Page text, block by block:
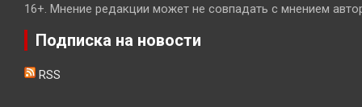
16+. Мнение редакции может не совпадать с мнением
Подписка на новости
RSS